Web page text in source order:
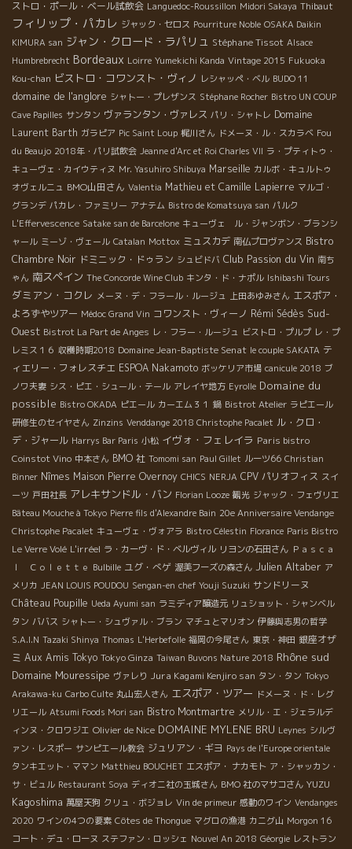
ストロ・ポール・ベール試飲会 Languedoc-Roussillon Midori Sakaya Thibaut
フィリップ・パカレ ジャック・セロス Pourriture Noble OSAKA Daikin
KIMURA san ジャン・クロード・ラパリュ Stéphane Tissot Alsace
Humbrebrecht Bordeaux Loirre Yumekichi Kanda Vintage 2015 Fukuoka
Kou-chan ビストロ・コワンスト・ヴィノ レシャッペ・ベル BUDO 11
domaine de l'anglore シャトー・プレザンス Stéphane Rocher Bistro UN COUP
Cave Papilles サンタン ヴァランタン・ヴァレス パリ・シャトレ Domaine
Laurent Barth ガラピア Pic Saint Loup 梶川さん ドメーヌ・ル・スカラベ Fou
du Beaujo 2018年・パリ試飲会 Jeanne d'Arc et Roi Charles VII ラ・プティトゥ・
キューヴェ・カイウティヌ Mr. Yasuhiro Shibuya Marseille カルボ・キュルトゥ
オヴェルニュ BMO山田さん Valentia Mathieu et Camille Lapierre マルゴ・
グランデ パカレ・ファミリー アナテム Bistro de Komatsuya san パルク
L'Effervescence Satake san de Barcelone キューヴェ ル・ジャンボン・ブランシ
ャール ミーゾ・ヴェール Catalan Mottox ミュスカデ 南仏プロヴァンス Bistro
Chambre Noir ドミニック・ドゥラン シュビドバ Club Passion du Vin 南ち
ゃん 南スペイン The Concorde Wine Club キンタ・ド・ナポル Ishibashi Tours
ダミアン・コクレ メーヌ・デ・フラール・ルージュ 上田あゆみさん エスポア・
よろずやツアー Médoc Grand Vin コワンスト・ヴィーノ Rémi Sédès Sud-
Ouest Bistrot La Part de Anges レ・フラー・ルージュ ビストロ・プルプ レ・プ
レミス１６ 収穫時期2018 Domaine Jean-Baptiste Senat le couple SAKATA テ
ィエリー・フォレスチエ ESPOA Nakamoto ボッケリア市場 canicule 2018 ブ
ノワ夫妻 シス・ピエ・シュール・テール アレイヤ地方 Eyrolle Domaine du
possible Bistro OKADA ピエール カーエム３１ 鍋 Bistrot Atelier ラピエール
研修生のセイヤさん Zinzins Venddange 2018 Christophe Pacalet ル・クロ・
デ・ジャール Harrys Bar Paris 小松 イヴォ・フェレイラ Paris bistro
Coinstot Vino 中本さん BMO 社 Tomomi san Paul Gillet ルーツ66 Christian
Binner Nîmes Maison Pierre Overnoy CHICS NERJA CPV パリオフィス スイ
ーツ 戸田社長 アレキサンドル・バン Florian Looze 観光 ジャック・フェヴリエ
Bâteau Mouche à Tokyo Pierre fils d'Alexandre Bain 20e Anniversaire Vendange
Christophe Pacalet キューヴェ・ヴォアラ Bistro Célestin Florance Paris Bistro
Le Verre Volé L'irréel ラ・カーヴ・ド・ベルヴィル リヨンの石田さん Ｐａｓｃａ
ｌ Ｃｏｌｅｔｔｅ Bulbille ユグ・べゲ 渥美フーズの森さん Julien Altaber ア
メリカ JEAN LOUIS POUDOU Sengan-en chef Youji Suzuki サンドリーヌ
Château Poupille Ueda Ayumi san ラミディア醸造元 リュショット・シャンベル
タン ババス シャトー・シュヴァル・ブラン マチュとマリオン 伊藤與志男の哲学
S.A.I.N Tazaki Shinya Thomas L'Herbefolle 福岡の今尾さん 東京・神田 銀座オザ
ミ Aux Amis Tokyo Tokyo Ginza Taiwan Buvons Nature 2018 Rhône sud
Domaine Mouressipe ヴァレり Jura Kagami Kenjiro san タン・タン Tokyo
Arakawa-ku Carbo Culte 丸山宏人さん エスポア・ツアー ドメーヌ・ド・レグ
リエール Atsumi Foods Mori san Bistro Montmartre メリル・エ・ジェラルデ
ィンヌ・クロワジエ Olivier de Nice DOMAINE MYLENE BRU Leynes シルヴ
ァン・レスポー サンピエール教会 ジュリアン・ギヨ Pays de l'Europe orientale
タンキエット・ママン Matthieu BOUCHET エスポア・ ナカモト ア・シャッカン・
サ・ビュル Restaurant Soya ディオニ社の玉城さん BMO 社のマサコさん YUZU
Kagoshima 萬屋天狗 クリュ・ボジョレ Vin de primeur 感動のワイン Vendanges
2020 ワインの4つの要素 Côtes de Thongue マグロの漁港 カニグ山 Morgon 16
コート・デュ・ローヌ ステファン・ロッシェ Nouvel An 2018 Géorgie レストラン